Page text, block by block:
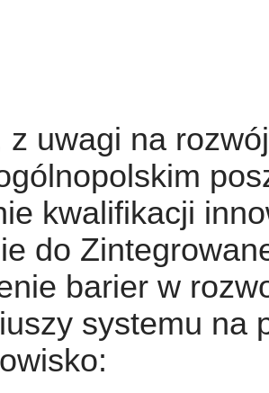
z uwagi na
kwalifikacji
do
barier w
systemu na